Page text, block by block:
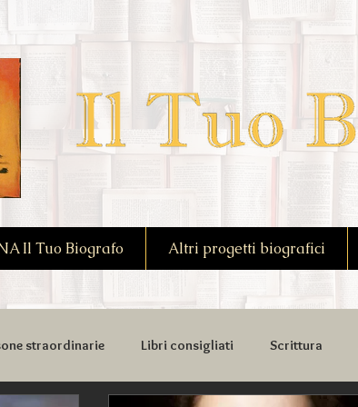
Il Tuo Biografo Altri progetti biografici
straordinarie Libri consigliati Scrittura